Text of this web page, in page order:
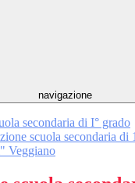
navigazione
secondaria di I° grado
scuola secondaria
Veggiano